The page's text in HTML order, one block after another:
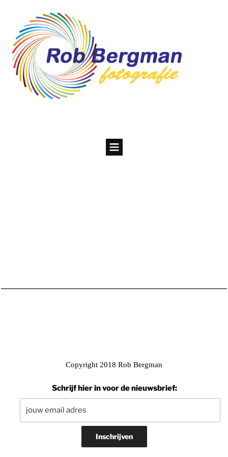
Copyright 2018 Rob Bergman
Schrijf hier in voor de nieuwsbrief: